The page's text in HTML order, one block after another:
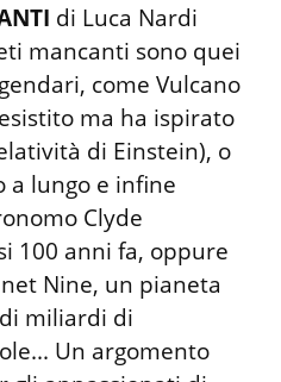
di Luca Nardi
mancanti sono quei
come Vulcano
ma ha ispirato
di Einstein), o
a lungo e infine
Clyde
100 anni fa, oppure
Nine, un pianeta
miliardi di
Un argomento